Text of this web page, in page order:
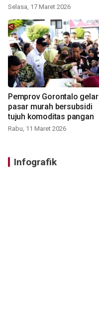
Selasa, 17 Maret 2026
Pemprov Gorontalo gelar
pasar murah bersubsidi
tujuh komoditas pangan
Rabu, 11 Maret 2026
Infografik